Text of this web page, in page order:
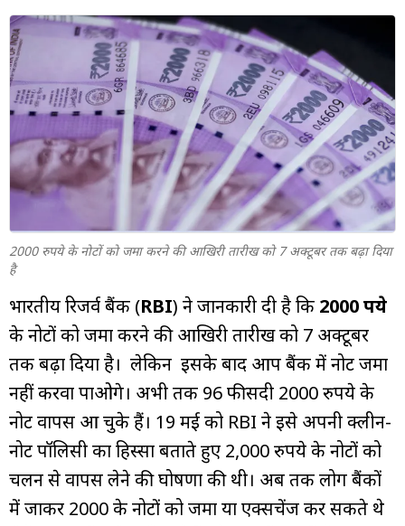
ट्रेंडिंग
बिजनेस
वीडियो
म्यूचुअल
2000 रुपये के नोटों को जमा करने की आखिरी तारीख को 7 अक्टूबर तक बढ़ा दिया
है
भारतीय रिजर्व बैंक (RBI) ने जानकारी दी है कि 2000 रुपये
के नोटों को जमा करने की आखिरी तारीख को 7 अक्टूबर
तक बढ़ा दिया है। लेकिन इसके बाद आप बैंक में नोट जमा
नहीं करवा पाओगे। अभी तक 96 फीसदी 2000 रुपये के
नोट वापस आ चुके हैं। 19 मई को RBI ने इसे अपनी क्लीन-
नोट पॉलिसी का हिस्सा बताते हुए 2,000 रुपये के नोटों को
चलन से वापस लेने की घोषणा की थी। अब तक लोग बैंकों
में जाकर 2000 के नोटों को जमा या एक्सचेंज कर सकते थे